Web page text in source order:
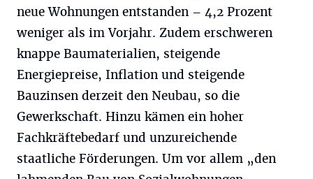
neue Wohnungen entstanden – 4,2 Prozent
weniger als im Vorjahr. Zudem erschweren
knappe Baumaterialien, steigende
Energiepreise, Inflation und steigende
Bauzinsen derzeit den Neubau, so die
Gewerkschaft. Hinzu kämen ein hoher
Fachkräftebedarf und unzureichende
staatliche Förderungen. Um vor allem „den